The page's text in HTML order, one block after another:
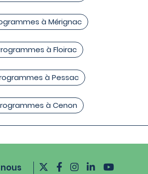
à Mérignac
à Floirac
à Pessac
à Cenon